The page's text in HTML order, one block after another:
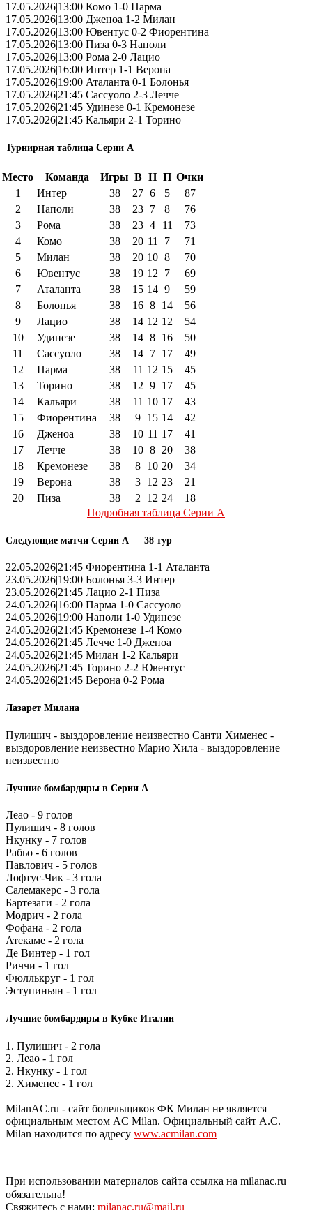
17.05.2026|13:00 Комо 1-0 Парма
17.05.2026|13:00 Дженоа 1-2 Милан
17.05.2026|13:00 Ювентус 0-2 Фиорентина
17.05.2026|13:00 Пиза 0-3 Наполи
17.05.2026|13:00 Рома 2-0 Лацио
17.05.2026|16:00 Интер 1-1 Верона
17.05.2026|19:00 Аталанта 0-1 Болонья
17.05.2026|21:45 Сассуоло 2-3 Лечче
17.05.2026|21:45 Удинезе 0-1 Кремонезе
17.05.2026|21:45 Кальяри 2-1 Торино
Турнирная таблица Серии А
Место Команда Игры В Н П Очки
1
Интер 38 27 6 5
87
2
Наполи 38 23 7 8
76
3
Рома 38 23 4 11
73
4
Комо 38 20 11 7
71
5
Милан 38 20 10 8
70
6
Ювентус 38 19 12 7
69
7
Аталанта 38 15 14 9
59
8
Болонья 38 16 8 14
56
9
Лацио 38 14 12 12
54
10
Удинезе 38 14 8 16
50
11
Сассуоло 38 14 7 17
49
12
Парма 38 11 12 15
45
13
Торино 38 12 9 17
45
14
Кальяри 38 11 10 17
43
15
Фиорентина 38 9 15 14
42
16
Дженоа 38 10 11 17
41
17
Лечче 38 10 8 20
38
18
Кремонезе 38 8 10 20
34
19
Верона 38 3 12 23
21
20
Пиза 38 2 12 24
18
Подробная таблица Серии А
Следующие матчи Серии А — 38 тур
22.05.2026|21:45 Фиорентина 1-1 Аталанта
23.05.2026|19:00 Болонья 3-3 Интер
23.05.2026|21:45 Лацио 2-1 Пиза
24.05.2026|16:00 Парма 1-0 Сассуоло
24.05.2026|19:00 Наполи 1-0 Удинезе
24.05.2026|21:45 Кремонезе 1-4 Комо
24.05.2026|21:45 Лечче 1-0 Дженоа
24.05.2026|21:45 Милан 1-2 Кальяри
24.05.2026|21:45 Торино 2-2 Ювентус
24.05.2026|21:45 Верона 0-2 Рома
Лазарет Милана
Пулишич - выздоровление неизвестно Санти Хименес -
выздоровление неизвестно Марио Хила - выздоровление
неизвестно
Лучшие бомбардиры в Серии А
Леао - 9 голов
Пулишич - 8 голов
Нкунку - 7 голов
Рабьо - 6 голов
Павлович - 5 голов
Лофтус-Чик - 3 гола
Салемакерс - 3 гола
Бартезаги - 2 гола
Модрич - 2 гола
Фофана - 2 гола
Атекаме - 2 гола
Де Винтер - 1 гол
Риччи - 1 гол
Фюллькруг - 1 гол
Эступиньян - 1 гол
Лучшие бомбардиры в Кубке Италии
1. Пулишич - 2 гола
2. Леао - 1 гол
2. Нкунку - 1 гол
2. Хименес - 1 гол
MilanAC.ru - сайт болельщиков ФК Милан не является
официальным местом AC Milan. Официальный сайт A.C.
Milan находится по адресу www.acmilan.com
При использовании материалов сайта ссылка на milanac.ru
обязательна!
Свяжитесь с нами: milanac.ru@mail.ru